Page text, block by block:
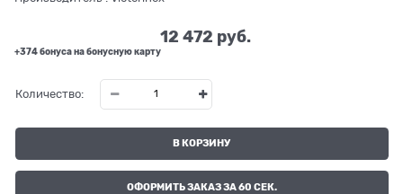
12 472 руб.
+374 бонуса на бонусную карту
Количество:
В КОРЗИНУ
ОФОРМИТЬ ЗАКАЗ ЗА 60 СЕК.